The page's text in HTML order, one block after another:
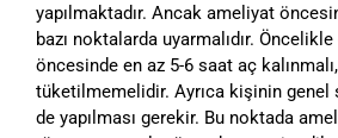
yapılmaktadır. Ancak ameliyat
bazı noktalarda uyarmalıdır.
öncesinde en az 5-6 saat aç
tüketilmemelidir. Ayrıca kişinin genel
de yapılması gerekir. Bu noktada